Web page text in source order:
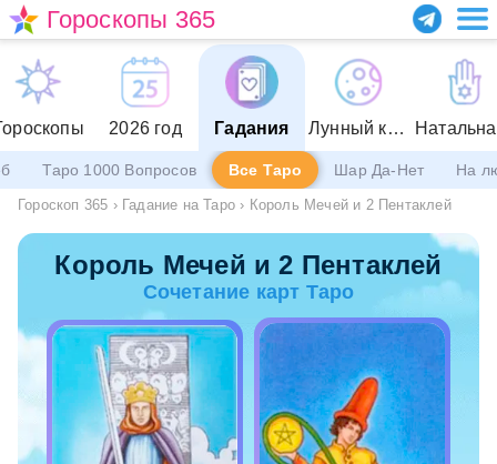
Гороскопы 365
2026 год Гадания Лунный календарь
Таро 1000 Вопросов Все Таро Шар Да-Нет На
Гороскоп 365 › Гадание на Таро › Король Мечей и 2 Пентаклей
Король Мечей и 2 Пентаклей
Сочетание карт Таро